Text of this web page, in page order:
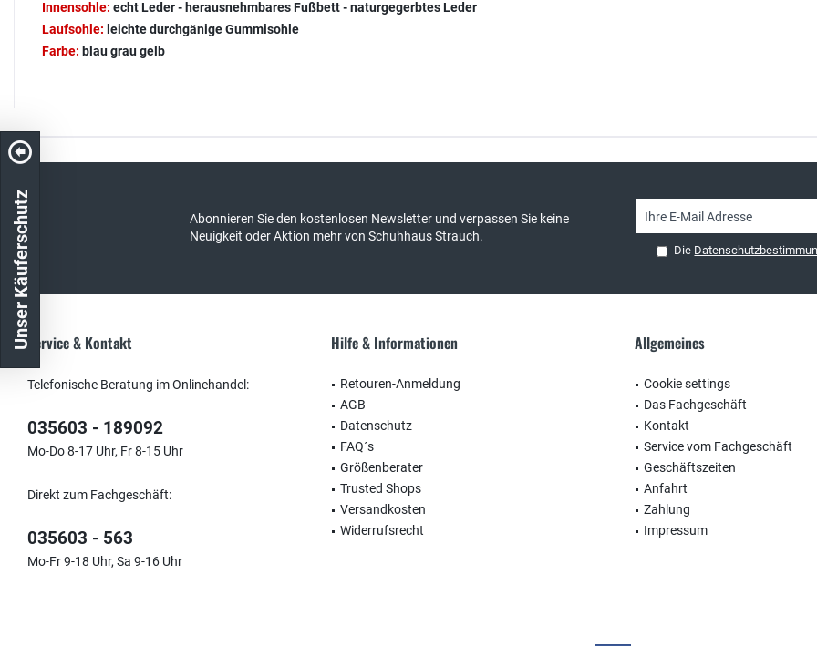
Innensohle: echt Leder - herausnehmbares Fußbett - naturgegerbtes Leder
Laufsohle: leichte durchgänige Gummisohle
Farbe: blau grau gelb
Abonnieren Sie den kostenlosen Newsletter und verpassen Sie keine
Neuigkeit oder Aktion mehr von Schuhhaus Strauch.
Die
Service & Kontakt
Telefonische Beratung im Onlinehandel:
035603 - 189092
Mo-Do 8-17 Uhr, Fr 8-15 Uhr
Direkt zum Fachgeschäft:
035603 - 563
Mo-Fr 9-18 Uhr, Sa 9-16 Uhr
Hilfe & Informationen
Retouren-Anmeldung
AGB
Datenschutz
FAQ´s
Größenberater
Trusted Shops
Versandkosten
Widerrufsrecht
Allgemeines
Cookie settings
Das Fachgeschäft
Kontakt
Service vom Fachgeschäft
Geschäftszeiten
Anfahrt
Zahlung
Impressum
Unser Käuferschutz